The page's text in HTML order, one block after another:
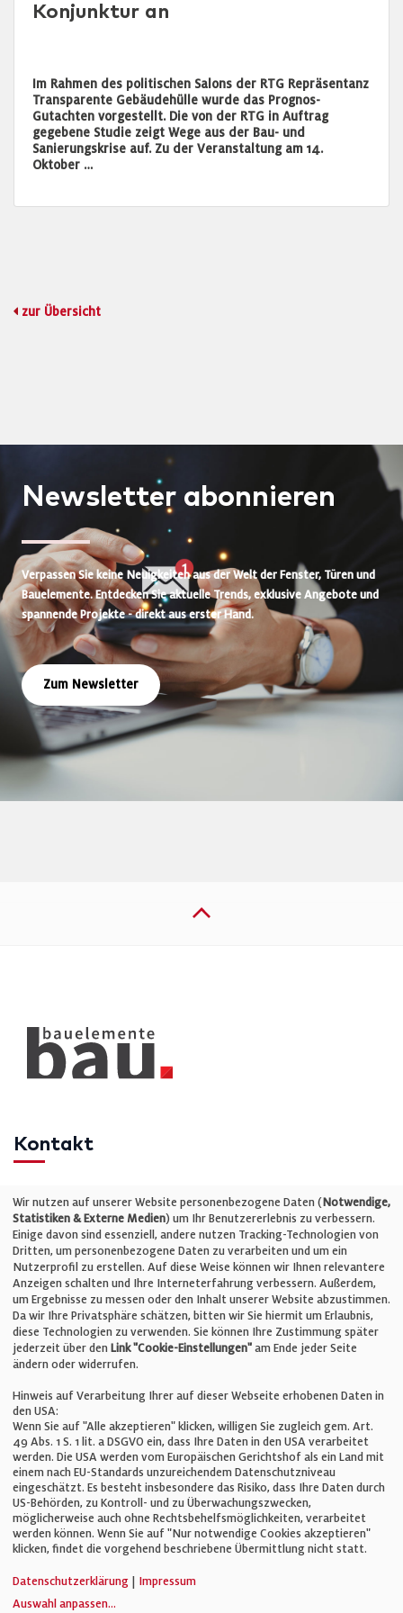
Konjunktur an
Im Rahmen des politischen Salons der RTG Repräsentanz
Transparente Gebäudehülle wurde das Prognos-
Gutachten vorgestellt. Die von der RTG in Auftrag
gegebene Studie zeigt Wege aus der Bau- und
Sanierungskrise auf. Zu der Veranstaltung am 14.
Oktober …
zur Übersicht
Newsletter abonnieren
Verpassen Sie keine Neuigkeiten aus der Welt der Fenster, Türen und
Bauelemente. Entdecken Sie aktuelle Trends, exklusive Angebote und
spannende Projekte - direkt aus erster Hand.
Zum Newsletter
Kontakt
Telefon: +49 (0)711 2585563-0
E-Mail:info@bauelemente-bau.eu
Unternehmen
Impressum
Cookie-Einstellungen
AGB
© Verlag für Fachpublizistik GmbH
Wir nutzen auf unserer Website personenbezogene Daten (Notwendige,
Statistiken & Externe Medien) um Ihr Benutzererlebnis zu verbessern.
Einige davon sind essenziell, andere nutzen Tracking-Technologien von
Dritten, um personenbezogene Daten zu verarbeiten und um ein
Nutzerprofil zu erstellen. Auf diese Weise können wir Ihnen relevantere
Anzeigen schalten und Ihre Interneterfahrung verbessern. Außerdem,
um Ergebnisse zu messen oder den Inhalt unserer Website abzustimmen.
Da wir Ihre Privatsphäre schätzen, bitten wir Sie hiermit um Erlaubnis,
diese Technologien zu verwenden. Sie können Ihre Zustimmung später
jederzeit über den Link "Cookie-Einstellungen" am Ende jeder Seite
ändern oder widerrufen.
Hinweis auf Verarbeitung Ihrer auf dieser Webseite erhobenen Daten in
den USA:
Wenn Sie auf "Alle akzeptieren" klicken, willigen Sie zugleich gem. Art.
49 Abs. 1 S. 1 lit. a DSGVO ein, dass Ihre Daten in den USA verarbeitet
werden. Die USA werden vom Europäischen Gerichtshof als ein Land mit
einem nach EU-Standards unzureichendem Datenschutzniveau
eingeschätzt. Es besteht insbesondere das Risiko, dass Ihre Daten durch
US-Behörden, zu Kontroll- und zu Überwachungszwecken,
möglicherweise auch ohne Rechtsbehelfsmöglichkeiten, verarbeitet
werden können. Wenn Sie auf "Nur notwendige Cookies akzeptieren"
klicken, findet die vorgehend beschriebene Übermittlung nicht statt.
Datenschutzerklärung
Impressum
Auswahl anpassen...